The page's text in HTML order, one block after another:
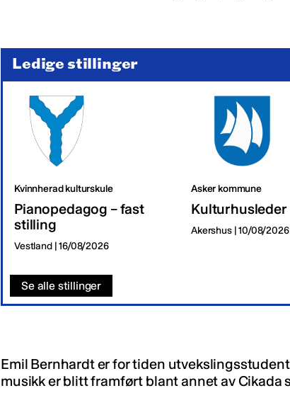
Ledige stillinger
Kvinnherad kulturskule
Pianopedagog – fast
stilling
Vestland | 16/08/2026
Asker kommune
Kulturhusleder
Akershus | 10/08/2026
Se alle stillinger
Emil Bernhardt er for tiden
musikk er blitt framført blant annet av Cikada